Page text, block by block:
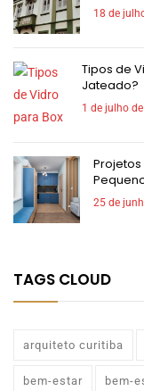
18 de
Tipos de
Jateado?
1 de julho
25 de
TAGS CLOUD
arquiteto curitiba
bem-estar bem-